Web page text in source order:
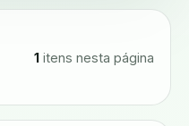
1 itens nesta página